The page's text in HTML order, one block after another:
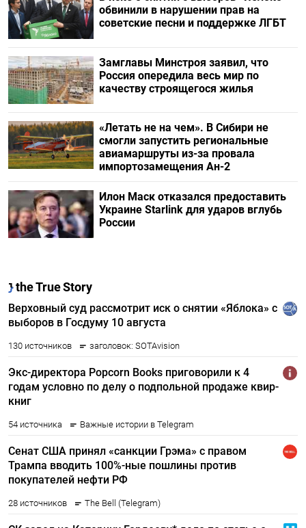
обвинили в нарушении прав на
советские песни и поддержке ЛГБТ
Замглавы Минстроя заявил, что
Россия опередила весь мир по
качеству строящегося жилья
«Летать не на чем». В Сибири не
смогли запустить региональные
авиамаршруты из-за провала
импортозамещения Ан-2
Илон Маск отказался предоставить
Украине Starlink для ударов вглубь
России